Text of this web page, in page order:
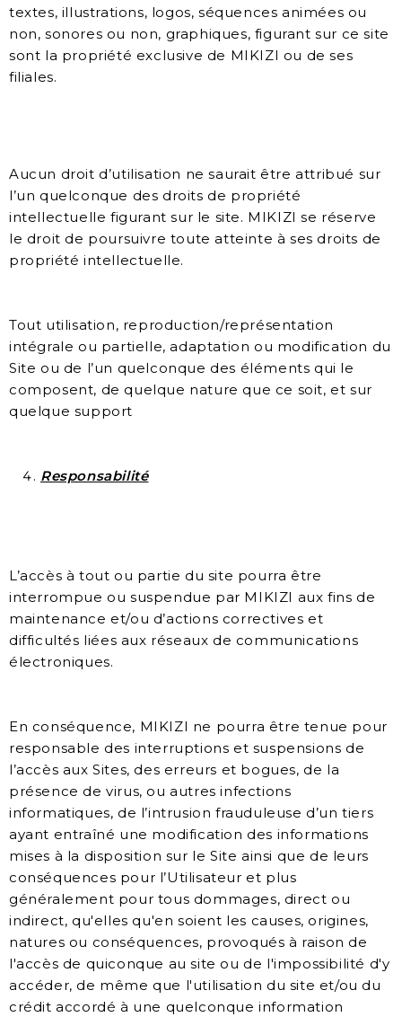
textes, illustrations, logos, séquences animées ou
non, sonores ou non, graphiques, figurant sur ce site
sont la propriété exclusive de MIKIZI ou de ses
filiales.
Aucun droit d’utilisation ne saurait être attribué sur
l’un quelconque des droits de propriété
intellectuelle figurant sur le site. MIKIZI se réserve
le droit de poursuivre toute atteinte à ses droits de
propriété intellectuelle.
Tout utilisation, reproduction/représentation
intégrale ou partielle, adaptation ou modification du
Site ou de l’un quelconque des éléments qui le
composent, de quelque nature que ce soit, et sur
quelque support
Responsabilité
L’accès à tout ou partie du site pourra être
interrompue ou suspendue par MIKIZI aux fins de
maintenance et/ou d’actions correctives et
difficultés liées aux réseaux de communications
électroniques.
En conséquence, MIKIZI ne pourra être tenue pour
responsable des interruptions et suspensions de
l’accès aux Sites, des erreurs et bogues, de la
présence de virus, ou autres infections
informatiques, de l’intrusion frauduleuse d’un tiers
ayant entraîné une modification des informations
mises à la disposition sur le Site ainsi que de leurs
conséquences pour l’Utilisateur et plus
généralement pour tous dommages, direct ou
indirect, qu'elles qu'en soient les causes, origines,
natures ou conséquences, provoqués à raison de
l'accès de quiconque au site ou de l'impossibilité d'y
accéder, de même que l'utilisation du site et/ou du
crédit accordé à une quelconque information